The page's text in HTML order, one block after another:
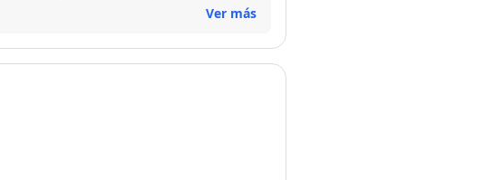
cosas mas faciles. Por lo tantoVer más